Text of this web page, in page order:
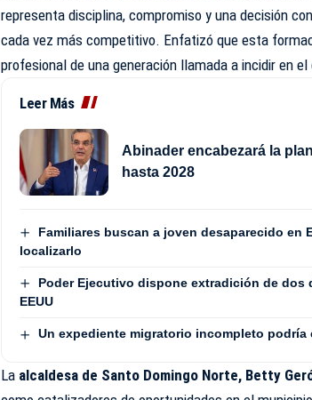
representa disciplina, compromiso y una decisión
cada vez más competitivo. Enfatizó que esta
profesional de una generación llamada a incidir en
Leer Más
Abinader encabezará la
hasta 2028
Familiares buscan a joven desaparecido en
localizarlo
Poder Ejecutivo dispone extradición de
EEUU
Un expediente migratorio incompleto podría
La alcaldesa de Santo Domingo Norte, Betty